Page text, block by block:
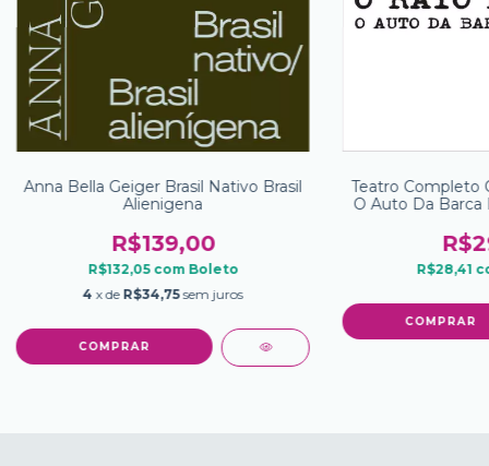
Anna Bella Geiger Brasil Nativo Brasil
Alienigena
R$139,00
R$132,05 com Boleto
4 x de R$34,75 sem juros
Teatro Completo
O Auto Da Barca
R$28,41